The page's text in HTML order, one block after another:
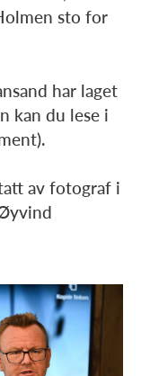
sto for
har laget
kan du lese i
av fotograf i